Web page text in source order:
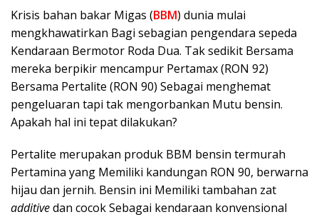
Krisis bahan bakar Migas (BBM) dunia mulai
mengkhawatirkan Bagi sebagian pengendara sepeda
Kendaraan Bermotor Roda Dua. Tak sedikit Bersama
mereka berpikir mencampur Pertamax (RON 92)
Bersama Pertalite (RON 90) Sebagai menghemat
pengeluaran tapi tak mengorbankan Mutu bensin.
Apakah hal ini tepat dilakukan?
Pertalite merupakan produk BBM bensin termurah
Pertamina yang Memiliki kandungan RON 90, berwarna
hijau dan jernih. Bensin ini Memiliki tambahan zat
additivedan cocok Sebagai kendaraan konvensional